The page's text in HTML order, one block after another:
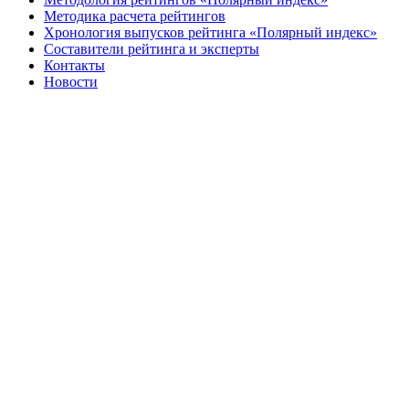
Методика расчета рейтингов
Хронология выпусков рейтинга «Полярный индекс»
Составители рейтинга и эксперты
Контакты
Новости